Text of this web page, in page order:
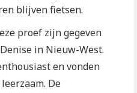
blijven fietsen.
proef zijn gegeven
in Nieuw-West.
en vonden
De